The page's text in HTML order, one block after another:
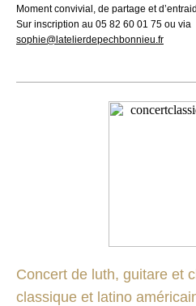
Moment convivial, de partage et
Sur inscription au 05 82 60 01 75 ou via
sophie@latelierdepechbonnieu.fr
Concert de luth, guitare et
classique et latino